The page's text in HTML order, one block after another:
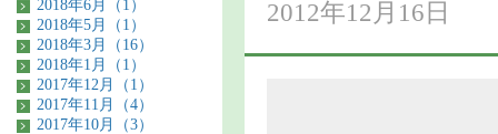
2012年12月16日
2018年6月（1）
2018年5月（1）
2018年3月（16）
2018年1月（1）
2017年12月（1）
2017年11月（4）
2017年10月（3）